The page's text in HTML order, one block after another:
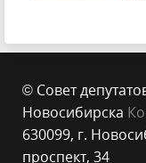
© Совет
Новосибирска
630099, г.
проспект, 34